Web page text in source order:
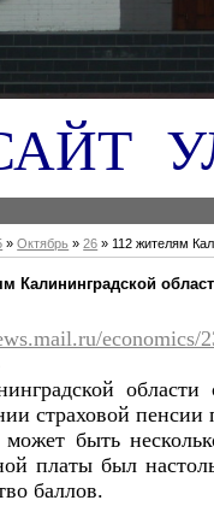
» Октябрь » 26 » 112 жителям
Калининградской
economics/
страховой пенсии
быть
платы был
баллов.